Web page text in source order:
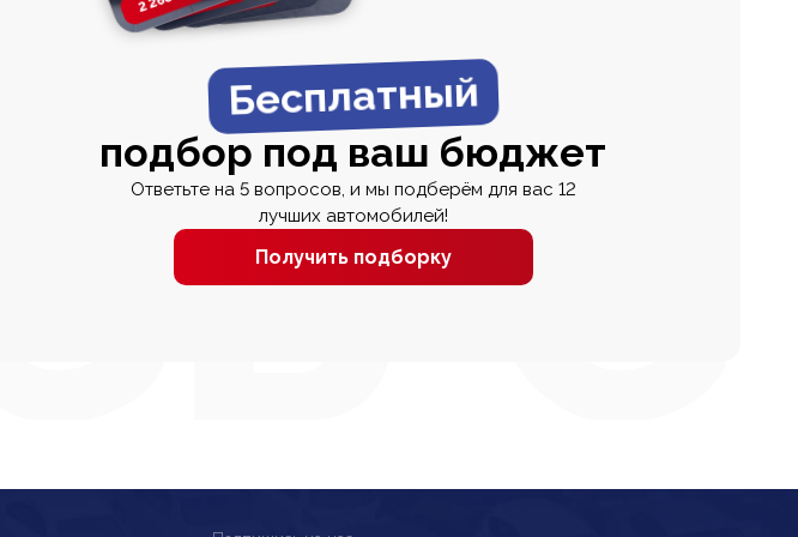
Бесплатный
подбор под ваш бюджет
Ответьте на 5 вопросов, и мы подберём для вас 12
лучших автомобилей!
Получить подборку